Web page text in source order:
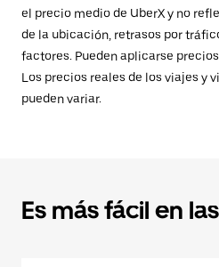
el precio medio de UberX y no
de la ubicación, retrasos por
factores. Pueden aplicarse
Los precios reales de los viajes y
pueden variar.
Es más fácil en